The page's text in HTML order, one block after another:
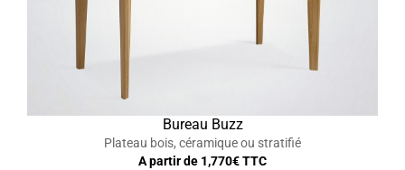
Bureau Buzz
Plateau bois, céramique ou stratifié
A partir de 1,770€ TTC